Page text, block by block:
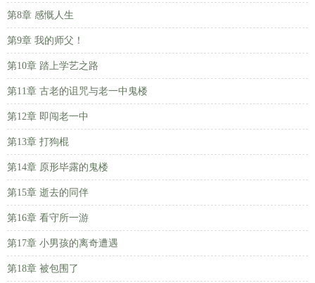
第8章 感慨人生
第9章 我的师父！
第10章 踏上学艺之路
第11章 古老的诅咒与老一中鬼楼
第12章 即闯老一中
第13章 打狗棍
第14章 原形毕露的鬼楼
第15章 逝去的同伴
第16章 看守所一游
第17章 小男孩的离奇遭遇
第18章 被包围了